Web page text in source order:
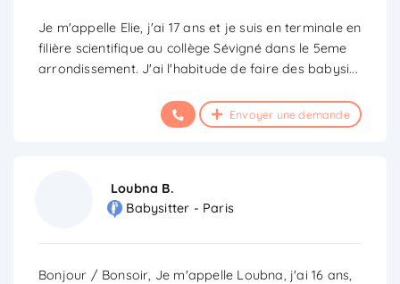
Je m'appelle Elie, j'ai 17 ans et je suis en terminale en
filière scientifique au collège Sévigné dans le 5eme
arrondissement. J'ai l'habitude de faire des babysi...
Envoyer une demande
Loubna B.
Babysitter - Paris
Bonjour / Bonsoir, Je m'appelle Loubna, j'ai 16 ans,